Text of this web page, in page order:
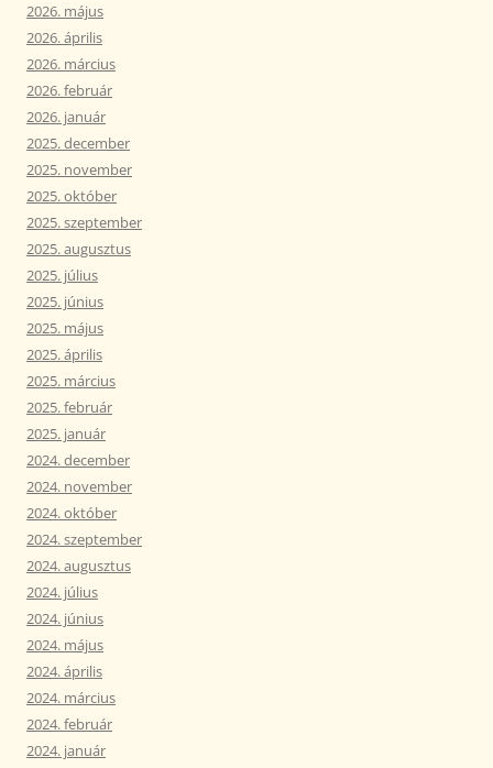
2026. május
2026. április
2026. március
2026. február
2026. január
2025. december
2025. november
2025. október
2025. szeptember
2025. augusztus
2025. július
2025. június
2025. május
2025. április
2025. március
2025. február
2025. január
2024. december
2024. november
2024. október
2024. szeptember
2024. augusztus
2024. július
2024. június
2024. május
2024. április
2024. március
2024. február
2024. január